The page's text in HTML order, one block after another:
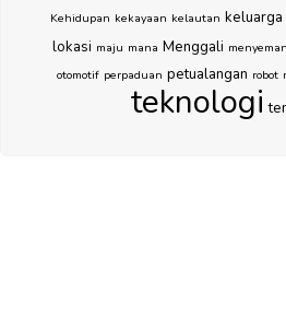
Kehidupan kekayaan kelautan keluarga
lokasi maju mana Menggali
otomotif perpaduan petualangan robot
teknologi